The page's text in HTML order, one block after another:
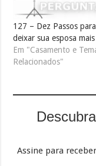
127 – Dez Passos para
deixar sua esposa
Em "Casamento e
Relacionados"
Assine para